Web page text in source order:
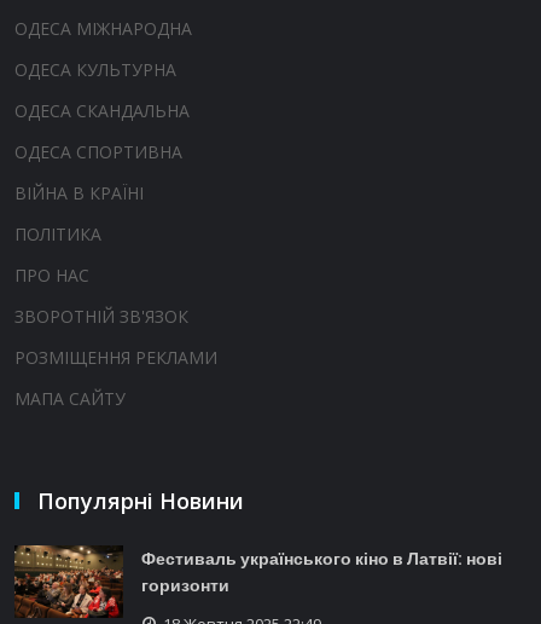
ОДЕСА МІЖНАРОДНА
ОДЕСА КУЛЬТУРНА
ОДЕСА СКАНДАЛЬНА
ОДЕСА СПОРТИВНА
ВІЙНА В КРАЇНІ
ПОЛІТИКА
ПРО НАС
ЗВОРОТНІЙ ЗВ'ЯЗОК
РОЗМІЩЕННЯ РЕКЛАМИ
МАПА САЙТУ
Популярні Новини
Фестиваль українського кіно в Латвії: нові
горизонти